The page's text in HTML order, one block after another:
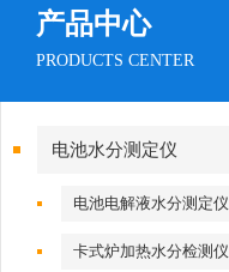
产品中心
PRODUCTS CENTER
电池水分测定仪
电池电解液水分测定仪
卡式炉加热水分检测仪